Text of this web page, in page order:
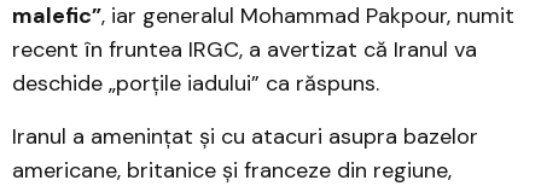
malefic”, iar generalul Mohammad Pakpour, numit
recent în fruntea IRGC, a avertizat că Iranul va
deschide „porțile iadului” ca răspuns.
Iranul a amenințat și cu atacuri asupra bazelor
americane, britanice și franceze din regiune,